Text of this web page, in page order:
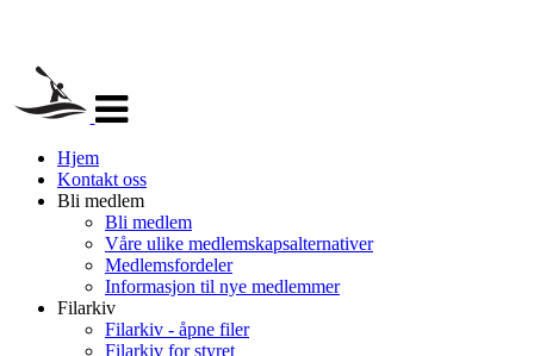
navigasjon
Hjem
Kontakt oss
Bli medlem
Bli medlem
Våre ulike medlemskapsalternativer
Medlemsfordeler
Informasjon til nye medlemmer
Filarkiv
Filarkiv - åpne filer
Filarkiv for styret